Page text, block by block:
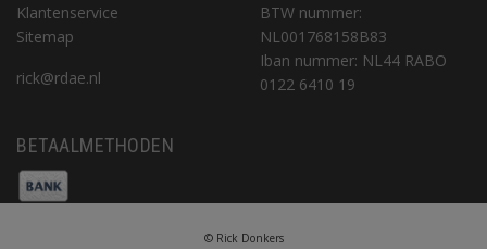
Klantenservice
Sitemap
rick@rdae.nl
BTW nummer:
NL001768158B83
Iban nummer: NL44 RABO
0122 6410 19
BETAALMETHODEN
© Rick Donkers